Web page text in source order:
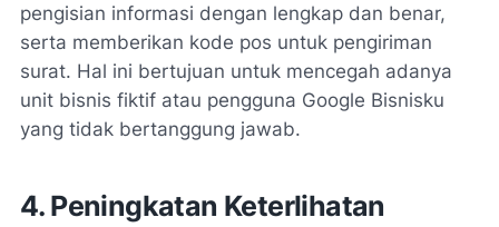
pengisian informasi dengan lengkap dan benar,
serta memberikan kode pos untuk pengiriman
surat. Hal ini bertujuan untuk mencegah adanya
unit bisnis fiktif atau pengguna Google Bisnisku
yang tidak bertanggung jawab.
4. Peningkatan Keterlihatan